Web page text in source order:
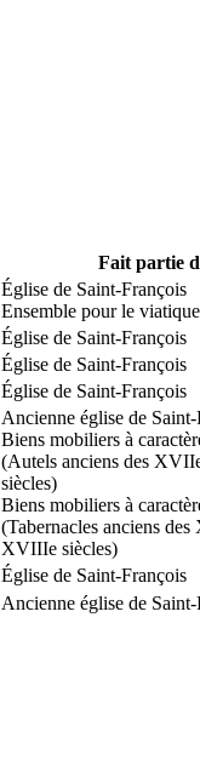
Fait partie
Église de Saint-François
Ensemble pour le viatique
Église de Saint-François
Église de Saint-François
Église de Saint-François
Ancienne église de Saint-
Biens mobiliers à
(Autels anciens des
siècles)
Biens mobiliers à
(Tabernacles anciens
XVIIIe siècles)
Église de Saint-François
Ancienne église de Saint-